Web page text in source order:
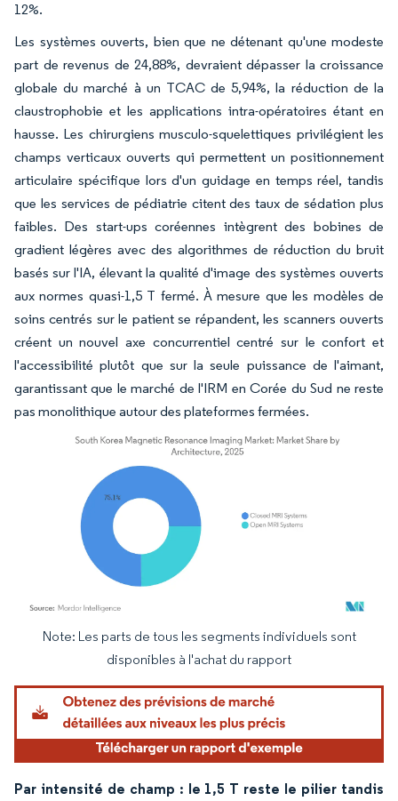
12%.
Les systèmes ouverts, bien que ne détenant qu'une modeste
part de revenus de 24,88%, devraient dépasser la croissance
globale du marché à un TCAC de 5,94%, la réduction de la
claustrophobie et les applications intra-opératoires étant en
hausse. Les chirurgiens musculo-squelettiques privilégient les
champs verticaux ouverts qui permettent un positionnement
articulaire spécifique lors d'un guidage en temps réel, tandis
que les services de pédiatrie citent des taux de sédation plus
faibles. Des start-ups coréennes intègrent des bobines de
gradient légères avec des algorithmes de réduction du bruit
basés sur l'IA, élevant la qualité d'image des systèmes ouverts
aux normes quasi-1,5 T fermé. À mesure que les modèles de
soins centrés sur le patient se répandent, les scanners ouverts
créent un nouvel axe concurrentiel centré sur le confort et
l'accessibilité plutôt que sur la seule puissance de l'aimant,
garantissant que le marché de l'IRM en Corée du Sud ne reste
pas monolithique autour des plateformes fermées.
Image © Mordor Intelligence. La réutilisation nécessite une attribution sous CC BY
Note: Les parts de tous les segments individuels sont
disponibles à l'achat du rapport
Par intensité de champ : le 1,5 T reste le pilier tandis